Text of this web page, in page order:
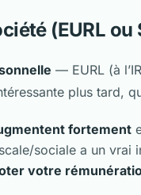
(EURL ou
— EURL (à
plus tard,
fortement
sociale a un vrai
votre